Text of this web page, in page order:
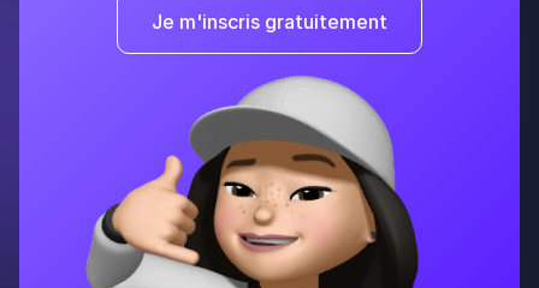
Je m'inscris gratuitement